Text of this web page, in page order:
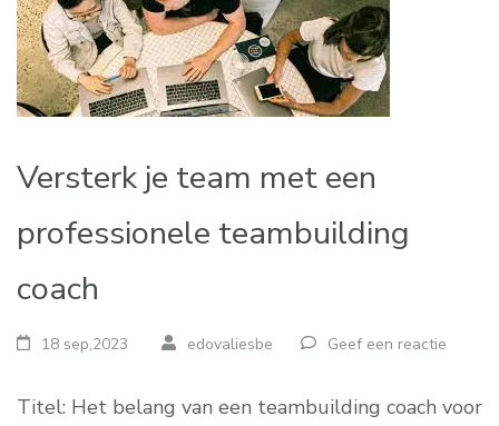
Versterk je team met een
professionele teambuilding
coach
18 sep,2023 edovaliesbe Geef een reactie
Titel: Het belang van een teambuilding coach voor